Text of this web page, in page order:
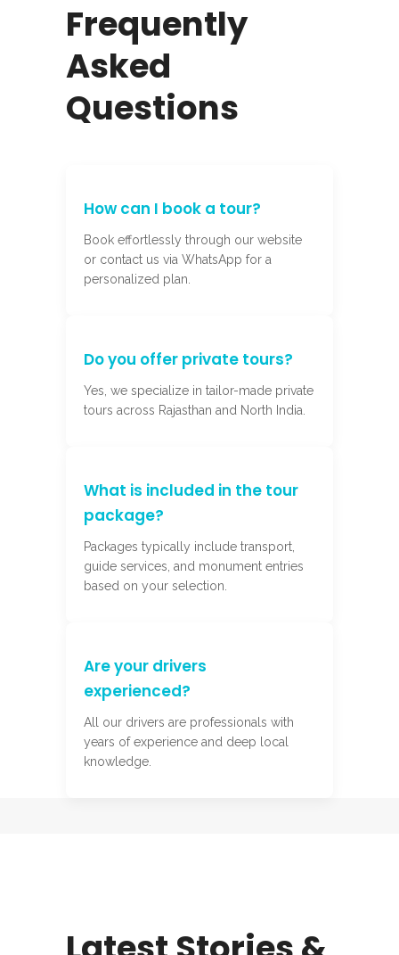
Frequently
Asked
Questions
How can I book a tour?
Book effortlessly through our website
or contact us via WhatsApp for a
personalized plan.
Do you offer private tours?
Yes, we specialize in tailor-made private
tours across Rajasthan and North India.
What is included in the tour
package?
Packages typically include transport,
guide services, and monument entries
based on your selection.
Are your drivers
experienced?
All our drivers are professionals with
years of experience and deep local
knowledge.